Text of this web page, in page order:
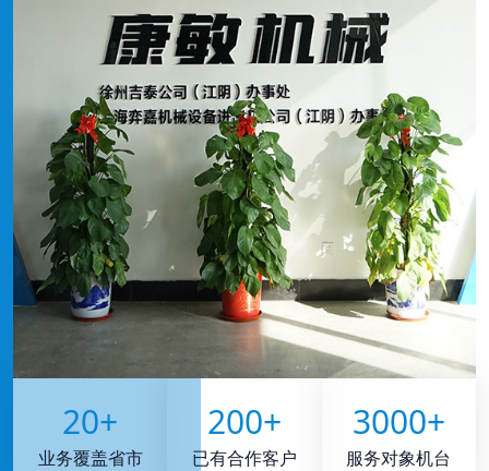
20+
业务覆盖省市
200+
已有合作客户
3000+
服务对象机台